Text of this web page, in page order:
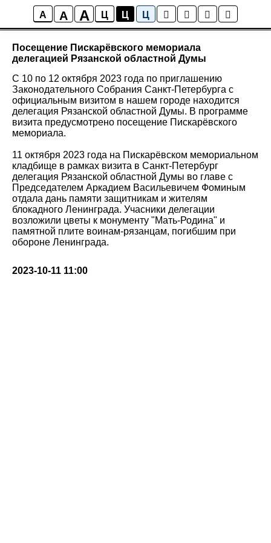
A A A Ц Ц Ц
Новости
Посещение Пискарёвского мемориала
делегацией Рязанской областной Думы
C 10 по 12 октября 2023 года по приглашению
Законодательного Собрания Санкт-Петербурга с
официальным визитом в нашем городе находится
делегация Рязанской областной Думы. В программе
визита предусмотрено посещение Пискарёвского
мемориала.
11 октября 2023 года на Пискарёвском мемориальном
кладбище в рамках визита в Санкт-Петербург
делегация Рязанской областной Думы во главе с
Председателем Аркадием Васильевичем Фоминым
отдала дань памяти защитникам и жителям
блокадного Ленинграда. Учасники делегации
возложили цветы к монументу "Мать-Родина" и
памятной плите воинам-рязанцам, погибшим при
обороне Ленинграда.
2023-10-11 11:00